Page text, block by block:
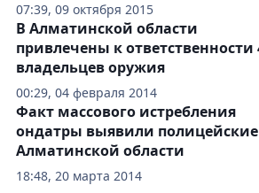
07:39, 09 октября 2015
00:29, 04 февраля 2014
В Алматинской области
привлечены к ответственности
владельцев оружия
18:48, 20 марта 2014
Факт массового истребления
ондатры выявили полицейские
Алматинской области